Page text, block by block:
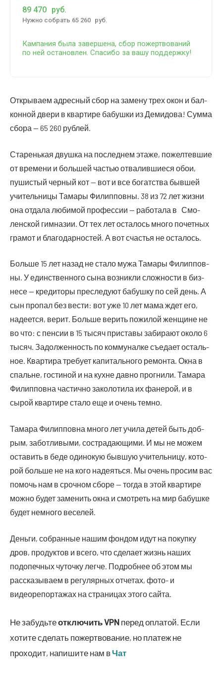
89 470 руб.
Нуж­но собрать 65 260 руб.
Кам­па­ния была завер­ше­на, сбор пожерт­во­ва­ний
по ней оста­нов­лен. Спа­си­бо за вашу поддержку!
Откры­ва­ем адрес­ный сбор на заме­ну трех окон и бал­
кон­ной две­ри в квар­ти­ре бабуш­ки из Деми­до­ва! Сум­ма
сбо­ра — 65 260 рублей.
Ста­рень­кая двуш­ка на послед­нем эта­же, пожел­тев­шие
от вре­ме­ни и боль­шей частью отва­лив­ши­е­ся обои,
пуши­стый чер­ный кот — вот и все богат­ства быв­шей
учи­тель­ни­цы Тама­ры Филип­пов­ны. 38 из 72 лет жиз­ни
она отда­ла люби­мой про­фес­сии — рабо­та­ла в Смо­
лен­ской гим­на­зии. От тех лет оста­лось мно­го почет­ных
гра­мот и бла­го­дар­но­стей. А вот сча­стья не осталось.
Боль­ше 15 лет назад не ста­ло мужа Тама­ры Филип­пов­
ны. У един­ствен­но­го сына воз­ник­ли слож­но­сти в биз­
не­се — кре­ди­то­ры пре­сле­ду­ют бабуш­ку по сей день. А
сын про­пал без вести: вот уже 10 лет мама ждет его,
наде­ет­ся, верит. Боль­ше верить пожи­лой жен­щине не
во что: с пен­сии в 15 тысяч при­ста­вы заби­ра­ют око­ло 6
тысяч. Задол­жен­ность по ком­му­нал­ке съе­да­ет осталь­
ное. Квар­ти­ра тре­бу­ет капи­таль­но­го ремон­та. Окна в
спальне, гости­ной и на кухне дав­но про­гни­ли. Тама­ра
Филип­пов­на частич­но зако­ло­ти­ла их фане­рой, и в
сырой квар­ти­ре ста­ло еще и очень темно.
Тама­ра Филип­пов­на мно­го лет учи­ла детей быть доб­
рым, забот­ли­вы­ми, состра­да­ю­щи­ми. И мы не можем
оста­вить в беде оди­но­кую быв­шую учи­тель­ни­цу, кото­
рой боль­ше не на кого наде­ять­ся. Мы очень про­сим вас
помочь нам в сроч­ном сбо­ре — тогда в этой квар­ти­ре
мож­но будет заме­нить окна и смот­реть на мир бабуш­ке
будет немно­го веселей.
Деньги, собранные нашим фондом идут на покупку
дров, продуктов и всего, что сделает жизнь наших
подопечных чуточку легче. Подробнее об этом мы
рассказываем в регулярных отчетах, фото- и
видеорепортажах на страницах этого сайта.
Не забудьтеотключитьVPN перед оплатой. Если
хотите сделать пожертвование, но платеж не
проходит, напишите нам в Чат